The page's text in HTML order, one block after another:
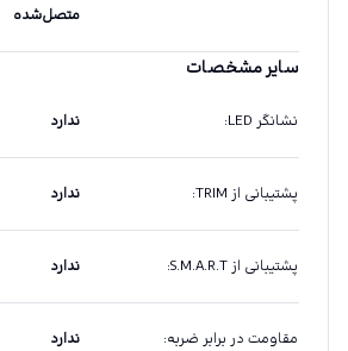
متصل‌شده
سایر مشخصات
نشانگر LED : ندارد
پشتیبانی از TRIM : ندارد
پشتیبانی از S.M.A.R.T : ندارد
مقاومت در برابر ضربه: ندارد